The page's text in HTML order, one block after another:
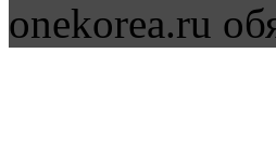
onekorea.ru